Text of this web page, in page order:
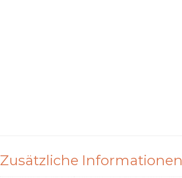
Zusätzliche Informationen